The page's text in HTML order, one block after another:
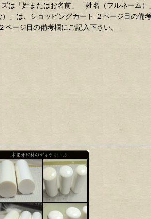
は「姓またはお名前」「姓名（フルネーム
は、ショッピングカート ２ページ目の備
ージ目の備考欄にご記入下さい。